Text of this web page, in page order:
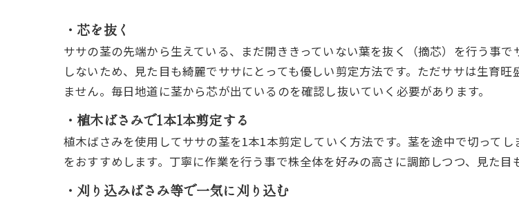
・芯を抜く
ササの茎の先端から生えている、まだ開ききっていない葉を抜く（摘芯）を行う事
しないため、見た目も綺麗でササにとっても優しい剪定方法です。ただササは生育
ません。毎日地道に茎から芯が出ているのを確認し抜いていく必要があります。
・植木ばさみで1本1本剪定する
植木ばさみを使用してササの茎を1本1本剪定していく方法です。茎を途中で切って
をおすすめします。丁寧に作業を行う事で株全体を好みの高さに調節しつつ、見た目
・刈り込みばさみ等で一気に刈り込む